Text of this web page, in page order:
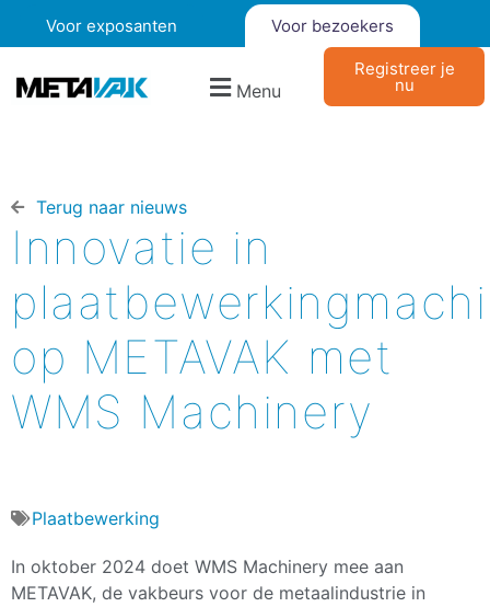
Voor exposanten Voor bezoekers
Menu
Registreer je
nu
Terug naar nieuws​
Innovatie in
op METAVAK met
WMS Machinery
Plaatbewerking
In oktober 2024 doet WMS Machinery mee aan
METAVAK, de vakbeurs voor de metaalindustrie in